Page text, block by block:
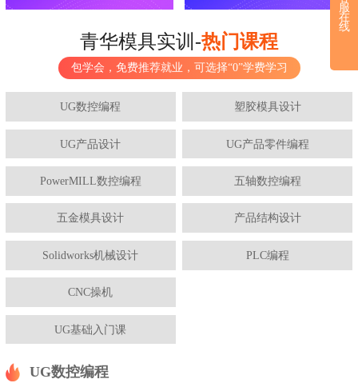
青华模具实训-热门课程
包学会，免费推荐就业，可选择“0”学费学习
UG数控编程 塑胶模具设计
UG产品设计 UG产品零件编程
PowerMILL数控编程 五轴数控编程
五金模具设计 产品结构设计
Solidworks机械设计 PLC编程
CNC操机
UG基础入门课
UG数控编程
服
在
线